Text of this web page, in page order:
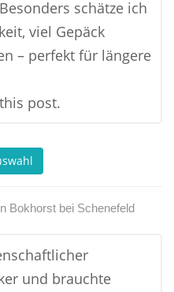
schätze ich
viel Gepäck
– perfekt für längere
post.
Bokhorst bei Schenefeld
und brauchte